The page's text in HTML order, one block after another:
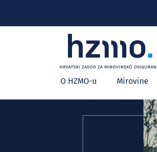
Glavni
izbornik
O HZMO-u Mirovine